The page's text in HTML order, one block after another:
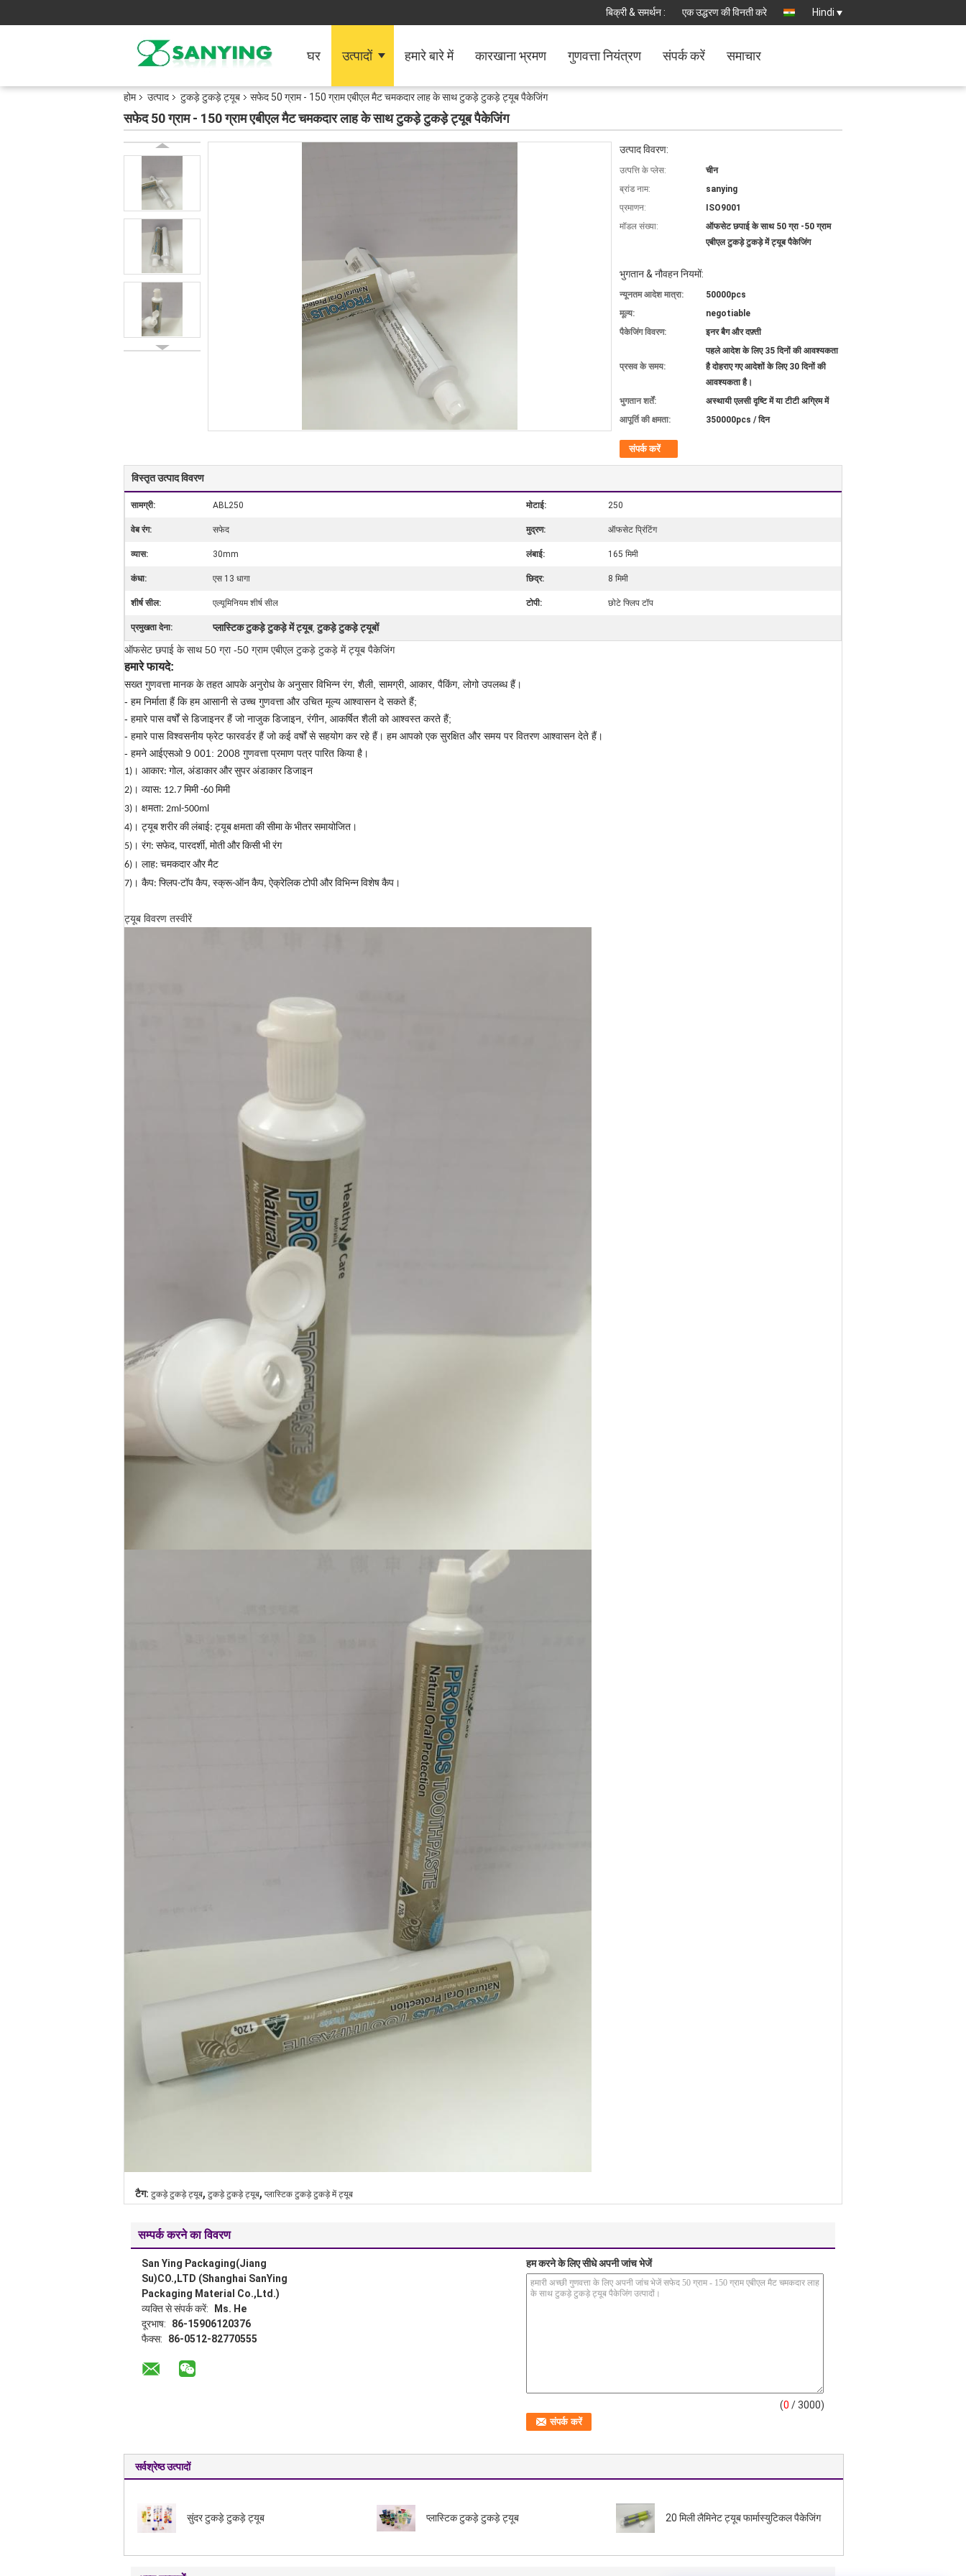
बिक्री & समर्थन : एक उद्धरण की विनती करे Hindi
घर उत्पादों हमारे बारे में कारखाना भ्रमण गुणवत्ता नियंत्रण संपर्क करें समाचार
होम उत्पाद टुकड़े टुकड़े ट्यूब सफेद 50 ग्राम - 150 ग्राम एबीएल मैट चमकदार लाह के साथ टुकड़े टुकड़े ट्यूब पैकेजिंग
सफेद 50 ग्राम - 150 ग्राम एबीएल मैट चमकदार लाह के साथ टुकड़े टुकड़े ट्यूब पैकेजिंग
उत्पाद विवरण:
उत्पत्ति के प्लेस:
चीन
ब्रांड नाम:
sanying
प्रमाणन:
ISO9001
मॉडल संख्या:
ऑफसेट छपाई के साथ 50 ग्रा -50 ग्राम
एबीएल टुकड़े टुकड़े में ट्यूब पैकेजिंग
भुगतान & नौवहन नियमों:
न्यूनतम आदेश मात्रा:
50000pcs
मूल्य:
negotiable
पैकेजिंग विवरण:
इनर बैग और दफ़्ती
प्रसव के समय:
पहले आदेश के लिए 35 दिनों की आवश्यकता
है दोहराए गए आदेशों के लिए 30 दिनों की
आवश्यकता है।
भुगतान शर्तें:
अस्थायी एलसी दृष्टि में या टीटी अग्रिम में
आपूर्ति की क्षमता:
350000pcs / दिन
संपर्क करें
विस्तृत उत्पाद विवरण
सामग्री: ABL250 मोटाई: 250
वेब रंग: सफेद मुद्रण: ऑफसेट प्रिंटिंग
व्यास: 30mm लंबाई: 165 मिमी
कंधा: एस 13 धागा छिद्र: 8 मिमी
शीर्ष सील: एल्यूमिनियम शीर्ष सील टोपी: छोटे फ्लिप टॉप
प्रमुखता देना: प्लास्टिक टुकड़े टुकड़े में ट्यूब,टुकड़े टुकड़े ट्यूबों
ऑफसेट छपाई के साथ 50 ग्रा -50 ग्राम एबीएल टुकड़े टुकड़े में ट्यूब पैकेजिंग
हमारे फायदे:
सख्त गुणवत्ता मानक के तहत आपके अनुरोध के अनुसार विभिन्न रंग, शैली, सामग्री, आकार, पैकिंग, लोगो उपलब्ध हैं।
- हम निर्माता हैं कि हम आसानी से उच्च गुणवत्ता और उचित मूल्य आश्वासन दे सकते हैं;
- हमारे पास वर्षों से डिजाइनर हैं जो नाजुक डिजाइन, रंगीन, आकर्षित शैली को आश्वस्त करते हैं;
- हमारे पास विश्वसनीय फ्रेट फारवर्डर हैं जो कई वर्षों से सहयोग कर रहे हैं। हम आपको एक सुरक्षित और समय पर वितरण आश्वासन देते हैं।
- हमने आईएसओ 9 001: 2008 गुणवत्ता प्रमाण पत्र पारित किया है।
1)। आकार: गोल, अंडाकार और सुपर अंडाकार डिजाइन
2)। व्यास: 12.7 मिमी -60 मिमी
3)। क्षमता: 2ml-500ml
4)। ट्यूब शरीर की लंबाई: ट्यूब क्षमता की सीमा के भीतर समायोजित।
5)। रंग: सफेद, पारदर्शी, मोती और किसी भी रंग
6)। लाह: चमकदार और मैट
7)। कैप: फ्लिप-टॉप कैप, स्क्रू-ऑन कैप, ऐक्रेलिक टोपी और विभिन्न विशेष कैप।
ट्यूब विवरण तस्वीरें
टैग: टुकड़े टुकड़े ट्यूब, टुकड़े टुकड़े ट्यूब, प्लास्टिक टुकड़े टुकड़े में ट्यूब
सम्पर्क करने का विवरण
San Ying Packaging(Jiang
Su)CO.,LTD (Shanghai SanYing
Packaging Material Co.,Ltd.)
व्यक्ति से संपर्क करें:
Ms. He
दूरभाष:
86-15906120376
फैक्स:
86-0512-82770555
हम करने के लिए सीधे अपनी जांच भेजें
(0 / 3000)
सर्वश्रेष्ठ उत्पादों
सुंदर टुकड़े टुकड़े ट्यूब प्लास्टिक टुकड़े टुकड़े ट्यूब 20 मिली लैमिनेट ट्यूब फार्मास्युटिकल पैकेजिंग